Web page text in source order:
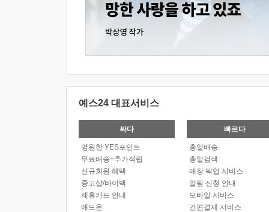
예스24 대표서비스
싸다
영원한 YES포인트
무료배송+추가적립
신규회원 혜택
중고샵/바이백
제휴카드 안내
애드온
빠르다
총알배송
총알검색
매장 픽업 서비스
알림 신청 안내
모바일 서비스
간편결제 서비스